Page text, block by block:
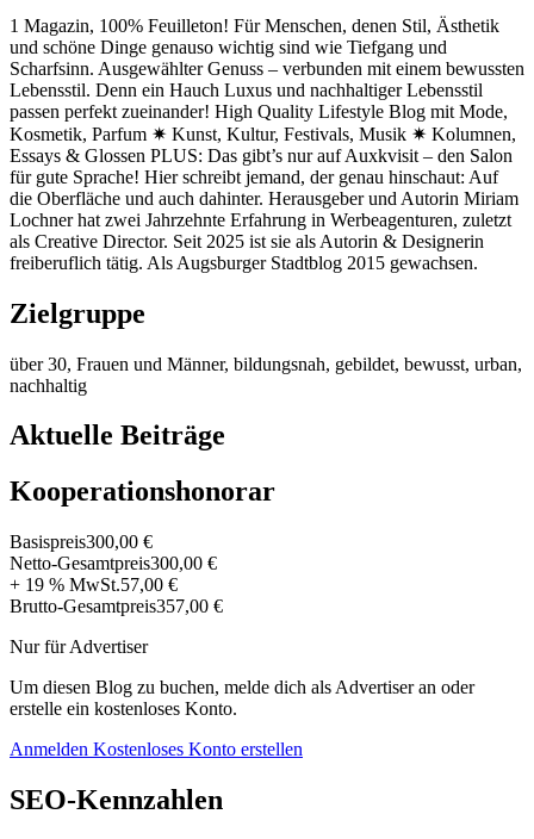
1 Magazin, 100% Feuilleton! Für Menschen, denen Stil, Ästhetik
und schöne Dinge genauso wichtig sind wie Tiefgang und
Scharfsinn. Ausgewählter Genuss – verbunden mit einem bewussten
Lebensstil. Denn ein Hauch Luxus und nachhaltiger Lebensstil
passen perfekt zueinander! High Quality Lifestyle Blog mit Mode,
Kosmetik, Parfum ✷ Kunst, Kultur, Festivals, Musik ✷ Kolumnen,
Essays & Glossen PLUS: Das gibt’s nur auf Auxkvisit – den Salon
für gute Sprache! Hier schreibt jemand, der genau hinschaut: Auf
die Oberfläche und auch dahinter. Herausgeber und Autorin Miriam
Lochner hat zwei Jahrzehnte Erfahrung in Werbeagenturen, zuletzt
als Creative ­Director. Seit 2025 ist sie als Autorin & Designerin
freiberuflich tätig. Als Augsburger Stadtblog 2015 gewachsen.
Zielgruppe
über 30, Frauen und Männer, bildungsnah, gebildet, bewusst, urban,
nachhaltig
Aktuelle Beiträge
Kooperationshonorar
Basispreis300,00 €
Netto-Gesamtpreis300,00 €
+ 19 % MwSt.57,00 €
Brutto-Gesamtpreis357,00 €
Nur für Advertiser
Um diesen Blog zu buchen, melde dich als Advertiser an oder
erstelle ein kostenloses Konto.
Anmelden Kostenloses Konto erstellen
SEO-Kennzahlen